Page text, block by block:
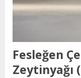
Fesleğen
Zeytinyağı